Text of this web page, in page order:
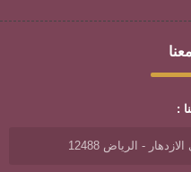
:
- الرياض 12488